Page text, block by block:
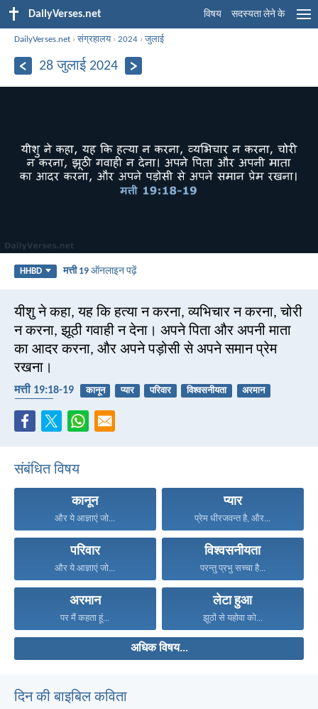
DailyVerses.net विषय सदस्यता लेने के
DailyVerses.net ›संग्रहालय›2024 ›जुलाई
28 जुलाई 2024
HHBD मत्ती 19 ऑनलाइन पढ़ें
यीशु ने कहा, यह कि हत्या न करना, व्यभिचार न करना, चोरी
न करना, झूठी गवाही न देना। अपने पिता और अपनी माता
का आदर करना, और अपने पड़ोसी से अपने समान प्रेम
रखना।
मत्ती 19:18-19 कानून प्यार परिवार विश्वसनीयता
अरमान
संबंधित विषय
कानून
और ये आज्ञाएं जो...
प्यार
प्रेम धीरजवन्त है, और...
परिवार
और ये आज्ञाएं जो...
विश्वसनीयता
परन्तु प्रभु सच्चा है...
अरमान
पर मैं कहता हूं...
लेटा हुआ
झूठों से यहोवा को...
अधिक विषय...
दिन की बाइबिल कविता